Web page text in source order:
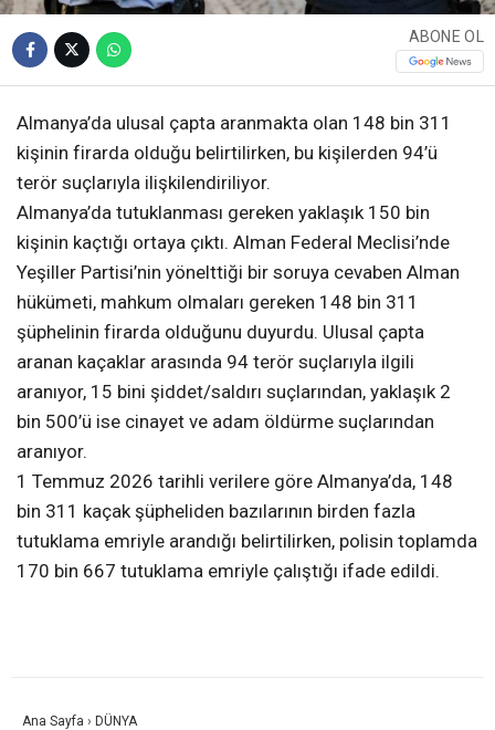
ABONE OL
Almanya’da ulusal çapta aranmakta olan 148 bin 311
kişinin firarda olduğu belirtilirken, bu kişilerden 94’ü
terör suçlarıyla ilişkilendiriliyor.
Almanya’da tutuklanması gereken yaklaşık 150 bin
kişinin kaçtığı ortaya çıktı. Alman Federal Meclisi’nde
Yeşiller Partisi’nin yönelttiği bir soruya cevaben Alman
hükümeti, mahkum olmaları gereken 148 bin 311
şüphelinin firarda olduğunu duyurdu. Ulusal çapta
aranan kaçaklar arasında 94 terör suçlarıyla ilgili
aranıyor, 15 bini şiddet/saldırı suçlarından, yaklaşık 2
bin 500’ü ise cinayet ve adam öldürme suçlarından
aranıyor.
1 Temmuz 2026 tarihli verilere göre Almanya’da, 148
bin 311 kaçak şüpheliden bazılarının birden fazla
tutuklama emriyle arandığı belirtilirken, polisin toplamda
170 bin 667 tutuklama emriyle çalıştığı ifade edildi.
Ana Sayfa › DÜNYA